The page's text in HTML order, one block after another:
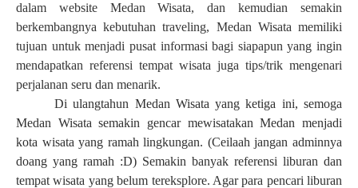
dalam website Medan Wisata, dan kemudian semakin
berkembangnya kebutuhan traveling, Medan Wisata memiliki
tujuan untuk menjadi pusat informasi bagi siapapun yang ingin
mendapatkan referensi tempat wisata juga tips/trik mengenari
perjalanan seru dan menarik.
Di ulangtahun Medan Wisata yang ketiga ini, semoga
Medan Wisata semakin gencar mewisatakan Medan menjadi
kota wisata yang ramah lingkungan. (Ceilaah jangan adminnya
doang yang ramah :D) Semakin banyak referensi liburan dan
tempat wisata yang belum tereksplore. Agar para pencari liburan